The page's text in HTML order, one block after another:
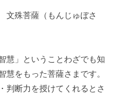
殊菩薩（もんじゅぼさ
慧」ということわざでも知
慧をもった菩薩さまです。
判断力を授けてくれるとさ